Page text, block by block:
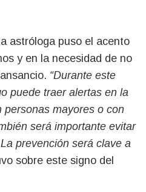
astróloga puso el acento
y en la necesidad de no
“Durante este
puede traer alertas en la
personas mayores o con
será importante evitar
prevención será clave a
sobre este signo del